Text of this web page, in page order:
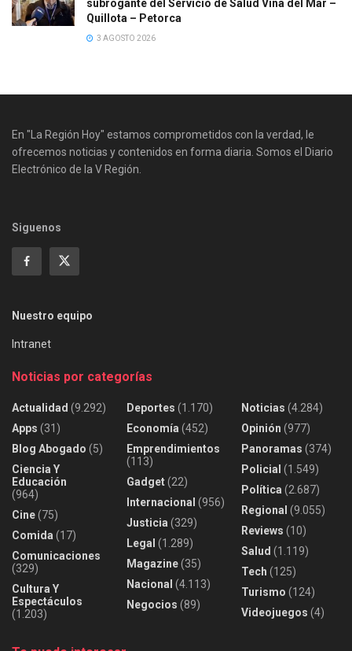
subrogante del Servicio de Salud Viña del Mar –
Quillota – Petorca
3 AGOSTO 2026
En "La Región Hoy" estamos comprometidos con la verdad, le
ofrecemos noticias y contenidos en forma diaria. Somos el Diario
Electrónico de la V Región.
Siguenos
Nuestro equipo
Intranet
Noticias por categorías
Actualidad (9.292)
Apps (31)
Blog Abogado (5)
Ciencia Y
Educación
(964)
Cine(75)
Comida (17)
Comunicaciones
(329)
Cultura Y
Espectáculos
(1.203)
Deportes (1.170)
Economía (452)
Emprendimientos
(113)
Gadget(22)
Internacional (956)
Justicia (329)
Legal (1.289)
Magazine(35)
Nacional (4.113)
Negocios (89)
Noticias (4.284)
Opinión (977)
Panoramas (374)
Policial (1.549)
Política (2.687)
Regional (9.055)
Reviews (10)
Salud (1.119)
Tech (125)
Turismo (124)
Videojuegos (4)